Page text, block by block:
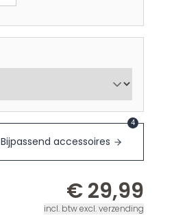
Bijpassend accessoires
4
€ 29,99
incl. btw excl. verzending